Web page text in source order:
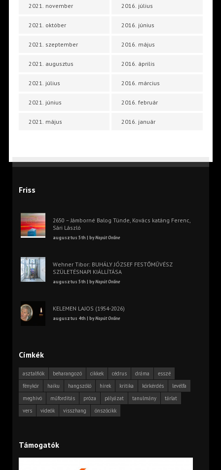
2021. november
2021. október
2021. szeptember
2021. augusztus
2021. július
2021. június
2021. május
2016. július
2016. június
2016. május
2016. április
2016. március
2016. február
2016. január
Friss
2650 – Jámborné Balog Tünde, Kovács katáng Ferenc,
Sári László
augusztus 5th | byNapút Online
Wehner Tibor: BUHÁLY JÓZSEF FESTŐMŰVÉSZ
SZÜLETÉSNAPI KIÁLLÍTÁSA
augusztus 5th | byNapút Online
KELEMEN LAJOS (1954-2026)
augusztus 4th | byNapút Online
Címkék
asztalfiók beharangozó cikkek cédrus dráma
esszé
fénykör
haiku hangszóló hírek kritika körkérdés
levélfa
meghívó
műfordítás próza pályázat tanulmány
tárlat
vers
videók visszhang önszócikk
Támogatók